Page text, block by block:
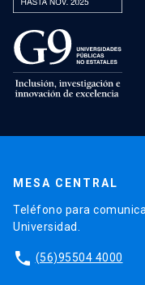
MESA CENTRAL
Teléfono para
Universidad.
phone (56)95504 4000